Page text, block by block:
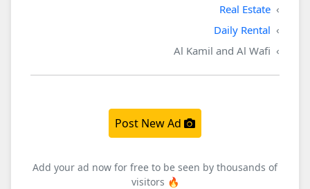
Real Estate
Daily Rental
Al Kamil and Al Wafi
Add your ad now for free to be seen by thousands of
visitors 🔥